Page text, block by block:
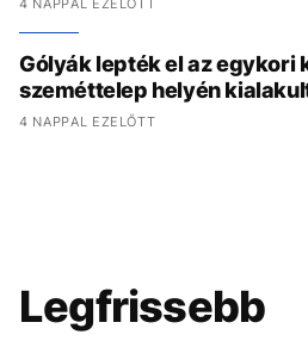
4 NAPPAL EZELŐTT
Gólyák lepték el az egykori
szeméttelep helyén
4 NAPPAL EZELŐTT
Legfrissebb